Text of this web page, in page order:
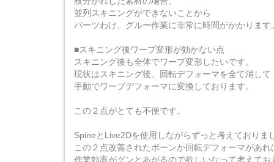
並列スキニングができないことから
パーツわけ、グルー作業に非常に時間がかかります。
■スキニング後ワープ変形が効かない点
スキニング後も全体でワープ変形したいです。
現状はスキニング後、回転デフォーマを全て消して
手動でワープデフォーマに変換しております。
この２点がとても不便です。
SpineとLive2Dを使用しながらずっと考えておりま
この２点改善されたボーンか回転デフォーマがあれ
作業効率がグンとあがるので欲しいなって考えてお